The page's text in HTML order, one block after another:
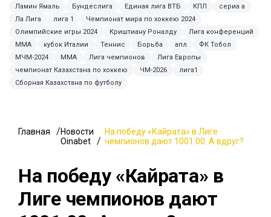
Ламин Ямаль
Бундеслига Единая лига ВТБ КПЛ
сериа а
Ла Лига
лига 1
Чемпионат мира по хоккею 2024
Олимпийские игры 2024
Криштиану Роналду
Лига конференций
MMA
кубок Италии Теннис Борьба апл
ФК Тобол
МЧМ-2024
ММА Лига чемпионов
Лига Европы
чемпионат Казахстана по хоккею
ЧМ-2026
лига1
Сборная Казахстана по футболу
Главная
Новости
Oinabet
На победу «Кайрата» в Лиге
чемпионов дают 1001.00. А вдруг?
На победу «Кайрата» в
Лиге чемпионов дают